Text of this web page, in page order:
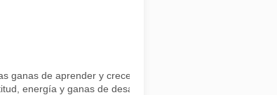
ganas de aprender y crecer?
energía y ganas de desarrollarte profesionalmente.